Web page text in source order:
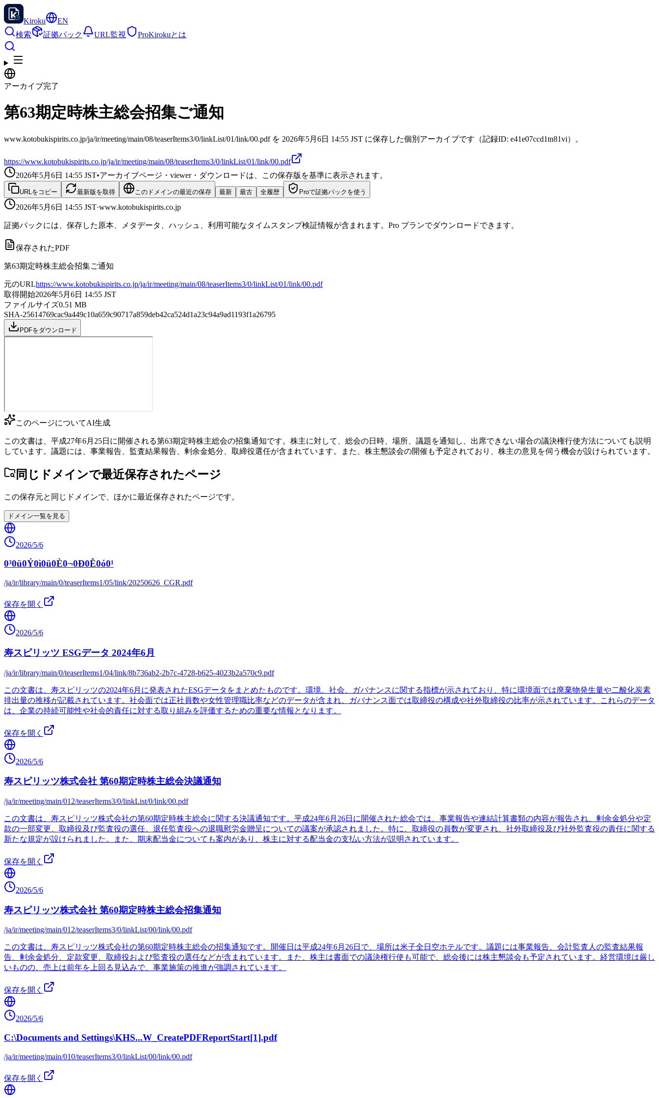
Kiroku
EN
検索
証拠パック URL監視 ProKirokuとは
アーカイブ完了
第63期定時株主総会招集ご通知
www.kotobukispirits.co.jp/ja/ir/meeting/main/08/teaserItems3/0/linkList/01/link/00.pdf を 2026年5月6日 14:55 JST に保存した個別アーカイブです（記録ID: e41e07ccd1tn81vi）。
https://www.kotobukispirits.co.jp/ja/ir/meeting/main/08/teaserItems3/0/linkList/01/link/00.pdf
2026年5月6日 14:55 JST•アーカイブページ・viewer・ダウンロードは、この保存版を基準に表示されます。
URLをコピー 最新版を取得 このドメインの最近の保存 最新 最古 全履歴 Proで証拠パックを使う
2026年5月6日 14:55 JST·www.kotobukispirits.co.jp
証拠パックには、保存した原本、メタデータ、ハッシュ、利用可能なタイムスタンプ検証情報が含まれます。Pro プランでダウンロードできます。
保存されたPDF
第63期定時株主総会招集ご通知
元のURLhttps://www.kotobukispirits.co.jp/ja/ir/meeting/main/08/teaserItems3/0/linkList/01/link/00.pdf
取得開始2026年5月6日 14:55 JST
ファイルサイズ0.51 MB
SHA-25614769cac9a449c10a659c90717a859deb42ca524d1a23c94a9ad1193f1a26795
PDFをダウンロード
このページについてAI生成
この文書は、平成27年6月25日に開催される第63期定時株主総会の招集通知です。株主に対して、総会の日時、場所、議題を通知し、出席できない場合の議決権行使方法についても説明
しています。議題には、事業報告、監査結果報告、剰余金処分、取締役選任が含まれています。また、株主懇談会の開催も予定されており、株主の意見を伺う機会が設けられています。
同じドメインで最近保存されたページ
この保存元と同じドメインで、ほかに最近保存されたページです。
ドメイン一覧を見る
2026/5/6
0³0ü0Ý0ì0ü0È0¬0Ð0Ê0ó0¹
/ja/ir/library/main/0/teaserItems1/05/link/20250626_CGR.pdf
保存を開く
2026/5/6
寿スピリッツ ESGデータ 2024年6月
/ja/ir/library/main/0/teaserItems1/04/link/8b736ab2-2b7c-4728-b625-4023b2a570c9.pdf
この文書は、寿スピリッツの2024年6月に発表されたESGデータをまとめたものです。環境、社会、ガバナンスに関する指標が示されており、特に環境面では廃棄物発生量や二酸化炭素
排出量の推移が記載されています。社会面では正社員数や女性管理職比率などのデータが含まれ、ガバナンス面では取締役の構成や社外取締役の比率が示されています。これらのデータ
は、企業の持続可能性や社会的責任に対する取り組みを評価するための重要な情報となります。
保存を開く
2026/5/6
寿スピリッツ株式会社 第60期定時株主総会決議通知
/ja/ir/meeting/main/012/teaserItems3/0/linkList/0/link/00.pdf
この文書は、寿スピリッツ株式会社の第60期定時株主総会に関する決議通知です。平成24年6月26日に開催された総会では、事業報告や連結計算書類の内容が報告され、剰余金処分や定
款の一部変更、取締役及び監査役の選任、退任監査役への退職慰労金贈呈についての議案が承認されました。特に、取締役の員数が変更され、社外取締役及び社外監査役の責任に関する
新たな規定が設けられました。また、期末配当金についても案内があり、株主に対する配当金の支払い方法が説明されています。
保存を開く
2026/5/6
寿スピリッツ株式会社 第60期定時株主総会招集通知
/ja/ir/meeting/main/012/teaserItems3/0/linkList/00/link/00.pdf
この文書は、寿スピリッツ株式会社の第60期定時株主総会の招集通知です。開催日は平成24年6月26日で、場所は米子全日空ホテルです。議題には事業報告、会計監査人の監査結果報
告、剰余金処分、定款変更、取締役および監査役の選任などが含まれています。また、株主は書面での議決権行使も可能で、総会後には株主懇談会も予定されています。経営環境は厳し
いものの、売上は前年を上回る見込みで、事業施策の推進が強調されています。
保存を開く
2026/5/6
C:\Documents and Settings\KHS...W_CreatePDFReportStart[1].pdf
/ja/ir/meeting/main/010/teaserItems3/0/linkList/00/link/00.pdf
保存を開く